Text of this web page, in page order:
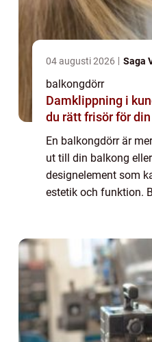
04 augusti 2026 Saga
balkongdörr
Damklippning i
du rätt frisör för din
En balkongdörr är
ut till din balkong
designelement som
estetik och funktion.